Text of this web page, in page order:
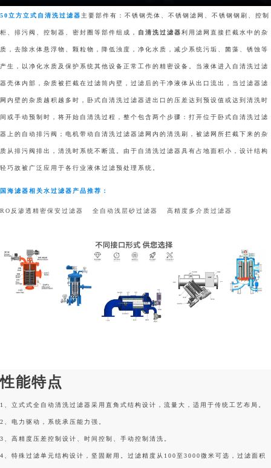
50立方立式自清洗过滤器 主要部件有：不锈钢壳体、不锈钢滤网、不锈钢钢刷、控制
柜、排污阀、控制器、密封圈等部件组成， 自清洗过滤器利用滤网直接拦截水中的杂
质，去除水体悬浮物、颗粒物，降低浊度，净化水质，减少系统污垢、菌藻、锈蚀等
产生，以净化水质及保护系统其他设备正常工作的精密设备。当液体进入自清洗过滤
器壳体内部，杂质被拦截在过滤筒内壁，过滤后的干净液体从出口流出，当过滤器滤
网内壁的杂质越积越多时，卧式自清洗过滤器进出口的压差达到预设值或达到清洗时
间或手动预制时，将开始自清洗过程，整个包含两个步骤：打开位于卧式自清洗过滤
器上的自动排污阀；电机带动自清洗过滤器滤网内的清洗刷，被滤网所拦截下来的杂
质从排污阀排出，清洗时系统不断流。由于自清洗过滤器具有占地面积小，设计结构
轻巧故被广泛应用于各行业液体过滤预处理系统。
国海滤器相关水过滤器产品推荐：
RO反渗透精密保安过滤器 全自动浅层砂过滤器 高精度多介质过滤器
性能特点
1、立式式全自动清洗过滤器采用直角式结构设计，流量大，适用于传统工艺布局。
2、电力驱动，系统承压能力强。
3、高精度压差控制设计、时间控制、手动控制清洗。
4、特殊过滤单元结构设计，坚固耐用。过滤精度从100至3000微米可选，过滤面积